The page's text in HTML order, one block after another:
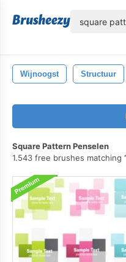
Wijnoogst Structuur
Square Pattern Penselen
1.543 free brushes matching